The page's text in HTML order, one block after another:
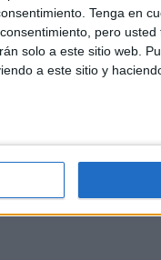
Tenga en
pero
solo a este sitio web.
a este sitio y
empatar el